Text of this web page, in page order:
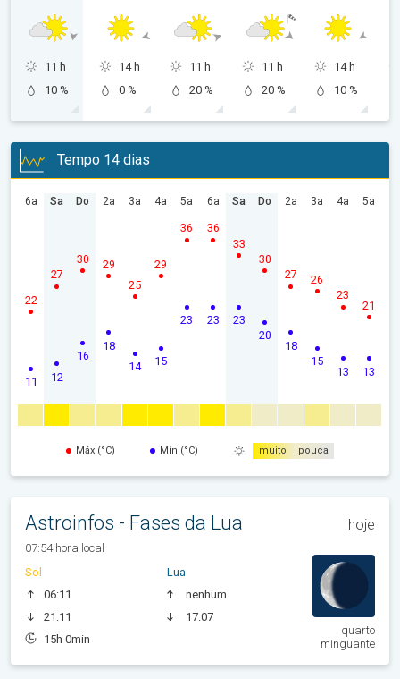
11 h
10 %
14 h
0 %
11 h
20 %
11 h
20 %
14 h
10 %
Tempo 14 dias
6a
11
22
Sa
12
27
Do
16
30
2a
18
29
3a
14
25
4a
15
29
5a
23
36
6a
23
36
Sa
23
33
Do
20
30
2a
18
27
3a
15
26
4a
13
23
5a
13
21
Máx (°C) Mín (°C) muito pouca
Astroinfos - Fases da Lua hoje
07:54 hora local
Sol
06:11
21:11
15h 0min
Lua
nenhum
17:07
quarto
minguante